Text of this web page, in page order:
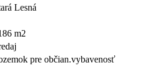
Lesná
m2
pre občian.vybavenosť